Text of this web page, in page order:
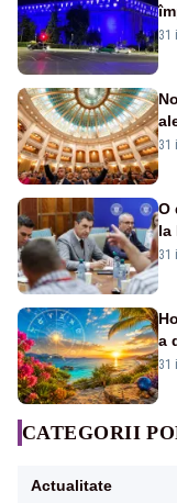
31
31
O
la
31
a
31
CATEGORII
Actualitate